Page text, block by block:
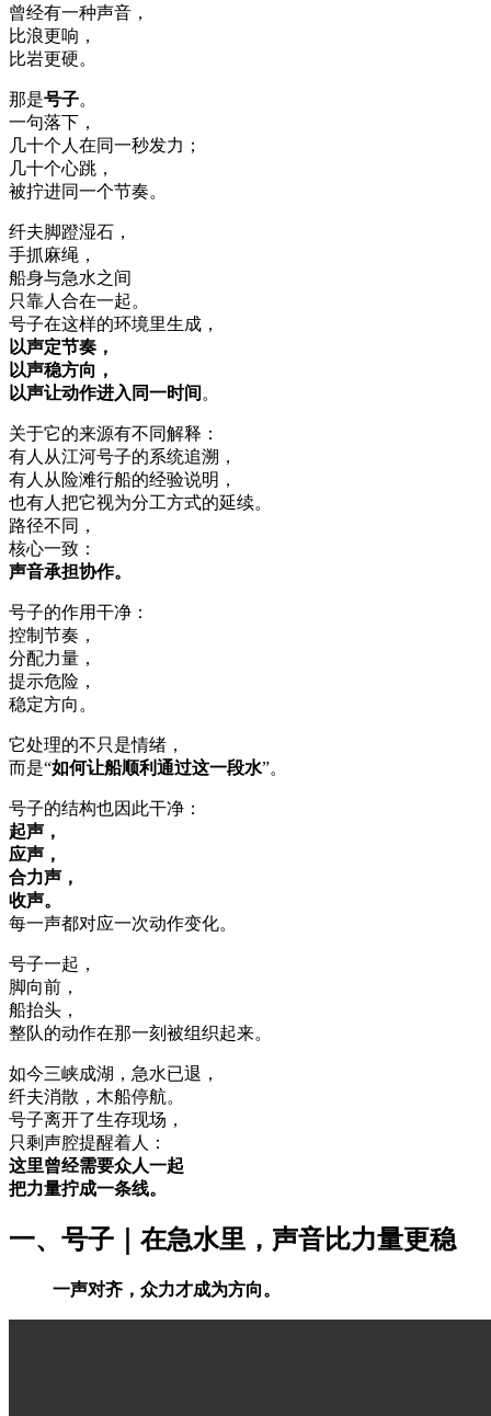
曾经有一种声音，
比浪更响，
比岩更硬。
那是号子。
一句落下，
几十个人在同一秒发力；
几十个心跳，
被拧进同一个节奏。
纤夫脚蹬湿石，
手抓麻绳，
船身与急水之间
只靠人合在一起。
号子在这样的环境里生成，
以声定节奏，
以声稳方向，
以声让动作进入同一时间 。
关于它的来源有不同解释：
有人从江河号子的系统追溯，
有人从险滩行船的经验说明，
也有人把它视为分工方式的延续。
路径不同，
核心一致：
声音承担协作。
号子的作用干净：
控制节奏，
分配力量，
提示危险，
稳定方向。
它处理的不只是情绪，
而是“如何让船顺利通过这一段水”。
号子的结构也因此干净：
起声，
应声，
合力声，
收声。
每一声都对应一次动作变化。
号子一起，
脚向前，
船抬头，
整队的动作在那一刻被组织起来。
如今三峡成湖，急水已退，
纤夫消散，木船停航。
号子离开了生存现场，
只剩声腔提醒着人：
这里曾经需要众人一起
把力量拧成一条线。
一、号子｜在急水里，声音比力量更稳
一声对齐，众力才成为方向。